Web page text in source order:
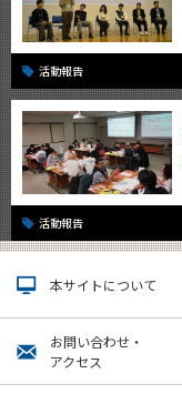
活動報告
活動報告
本サイトについて
お問い合わせ・
アクセス